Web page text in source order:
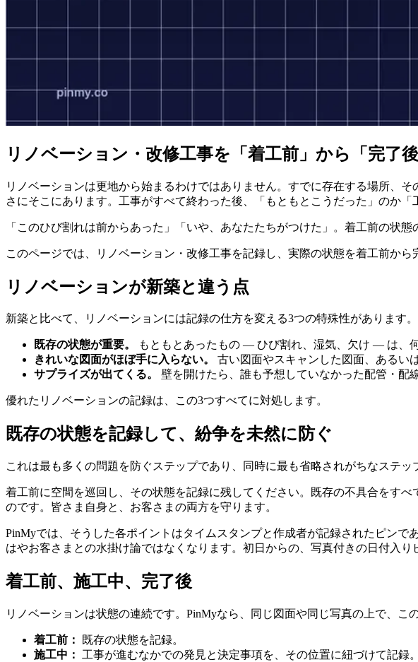
リノベーション・改修工事を「着工前」から「完了
リノベーションは更地から始まるわけではありません。すでに存在する場所、
さにそこにあります。工事がすべて終わった後、「もともとこうだった」のか
「このひび割れは前からあった」「いや、あなたたちがつけた」。着工前の状
このページでは、リノベーション・改修工事を記録し、実際の状態を着工前か
リノベーションが新築と違う点
新築と比べて、リノベーションには記録の仕方を変える3つの特殊性があります。
既存の状態が重要。
もともとあったもの — ひび割れ、湿気、欠け — は、
きれいな図面がほぼ手に入らない。
古い図面やスキャンした図面、あるい
サプライズが出てくる。
壁を開けたら、誰も予想していなかった配管・配
優れたリノベーションの記録は、この3つすべてに対処します。
既存の状態を記録して、紛争を未然に防ぐ
これは最も多くの問題を防ぐステップであり、同時に最も省略されがちなステッ
着工前に空間を巡回し、その状態を記録に残してください。既存の不具合をす
のです。皆さま自身と、お客さまの両方を守ります。
PinMyでは、そうした各ポイントはタイムスタンプと作成者が記録されたピン
はやお客さまとの水掛け論ではなくなります。初日からの、写真付きの日付入
着工前、施工中、完了後
リノベーションは状態の連続です。PinMyなら、同じ図面や同じ写真の上で、こ
着工前：
既存の状態を記録。
施工中：
工事が進むなかでの発見と決定事項を、その位置に紐づけて記録。